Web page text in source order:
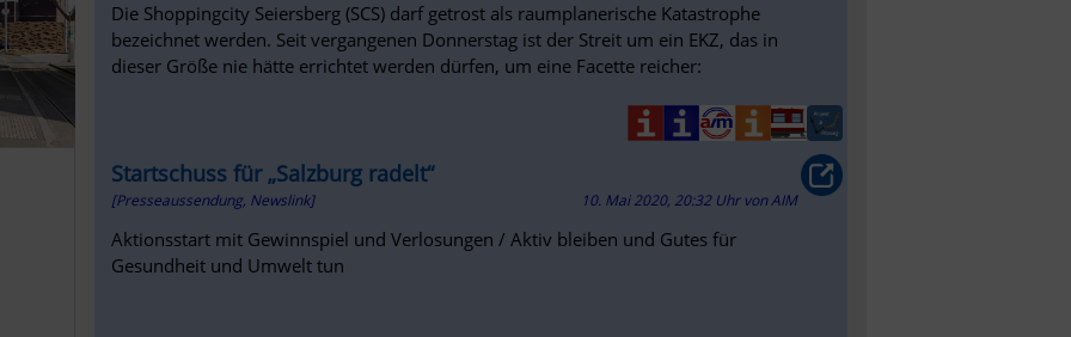
Die Shoppingcity Seiersberg (SCS) darf getrost als raumplanerische Katastrophe
bezeichnet werden. Seit vergangenen Donnerstag ist der Streit um ein EKZ, das in
dieser Größe nie hätte errichtet werden dürfen, um eine Facette reicher:
Startschuss für „Salzburg radelt“
[Presseaussendung, Newslink] 10. Mai 2020, 20:32 Uhr vonAIM
Aktionsstart mit Gewinnspiel und Verlosungen / Aktiv bleiben und Gutes für
Gesundheit und Umwelt tun